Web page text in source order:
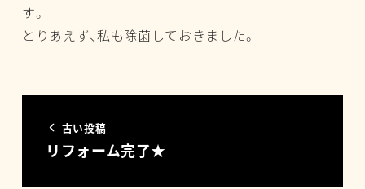
す。
とりあえず、私も除菌しておきました。
古い投稿
リフォーム完了★